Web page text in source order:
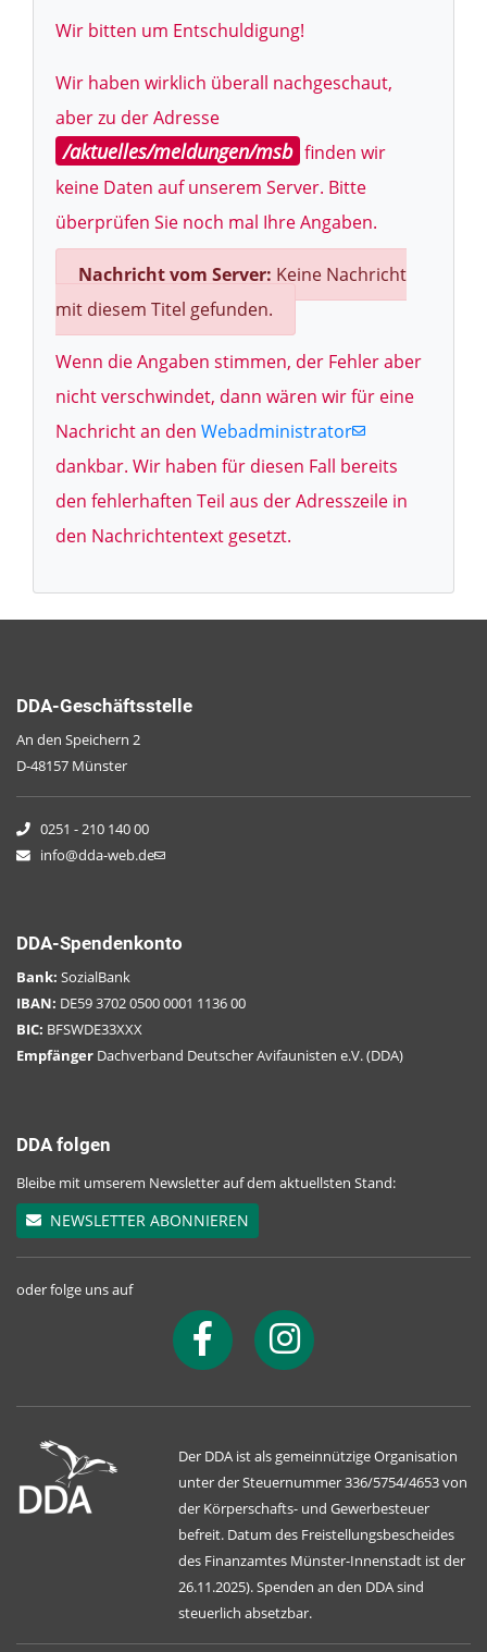
Wir bitten um Entschuldigung!
Wir haben wirklich überall nachgeschaut,
aber zu der Adresse
/aktuelles/meldungen/msb finden wir
keine Daten auf unserem Server. Bitte
überprüfen Sie noch mal Ihre Angaben.
Nachricht vom Server: Keine Nachricht
mit diesem Titel gefunden.
Wenn die Angaben stimmen, der Fehler aber
nicht verschwindet, dann wären wir für eine
Nachricht an den Webadministrator
dankbar. Wir haben für diesen Fall bereits
den fehlerhaften Teil aus der Adresszeile in
den Nachrichtentext gesetzt.
DDA-Geschäftsstelle
An den Speichern 2
D-48157 Münster
0251 - 210 140 00
info@dda-web.de
DDA-Spendenkonto
Bank: SozialBank
IBAN: DE59 3702 0500 0001 1136 00
BIC: BFSWDE33XXX
Empfänger Dachverband Deutscher Avifaunisten e.V. (DDA)
DDA folgen
Bleibe mit umserem Newsletter auf dem aktuellsten Stand:
NEWSLETTER ABONNIEREN
oder folge uns auf
Der DDA ist als gemeinnützige Organisation
unter der Steuernummer 336/5754/4653 von
der Körperschafts- und Gewerbesteuer
befreit. Datum des Freistellungsbescheides
des Finanzamtes Münster-Innenstadt ist der
26.11.2025). Spenden an den DDA sind
steuerlich absetzbar.